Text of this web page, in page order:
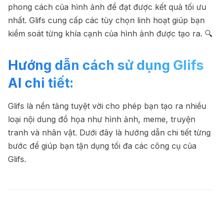
phong cách của hình ảnh để đạt được kết quả tối ưu
nhất. Glifs cung cấp các tùy chọn linh hoạt giúp bạn
kiểm soát từng khía cạnh của hình ảnh được tạo ra. 🔍
Hướng dẫn cách sử dụng Glifs
AI chi tiết:
Glifs là nền tảng tuyệt vời cho phép bạn tạo ra nhiều
loại nội dung đồ họa như hình ảnh, meme, truyện
tranh và nhân vật. Dưới đây là hướng dẫn chi tiết từng
bước để giúp bạn tận dụng tối đa các công cụ của
Glifs.